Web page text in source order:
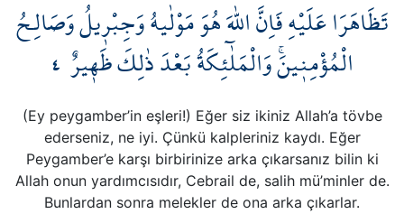
تَظَاهَرَا عَلَيْهِ فَاِنَّ اللّٰهَ هُوَ مَوْلٰيهُ وَجِبْر۪يلُ وَصَالِـحُ
الْمُؤْمِن۪ينَۚ وَالْمَلٰٓئِكَةُ بَعْدَ ذٰلِكَ ظَه۪يرٌ ٤
(Ey peygamber’in eşleri!) Eğer siz ikiniz Allah’a tövbe
ederseniz, ne iyi. Çünkü kalpleriniz kaydı. Eğer
Peygamber’e karşı birbirinize arka çıkarsanız bilin ki
Allah onun yardımcısıdır, Cebrail de, salih mü’minler de.
Bunlardan sonra melekler de ona arka çıkarlar.